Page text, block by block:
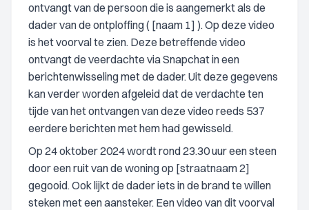
ontvangt van de persoon die is aangemerkt als de
dader van de ontploffing ( [naam 1] ). Op deze video
is het voorval te zien. Deze betreffende video
ontvangt de veerdachte via Snapchat in een
berichtenwisseling met de dader. Uit deze gegevens
kan verder worden afgeleid dat de verdachte ten
tijde van het ontvangen van deze video reeds 537
eerdere berichten met hem had gewisseld.
Op 24 oktober 2024 wordt rond 23.30 uur een steen
door een ruit van de woning op [straatnaam 2]
gegooid. Ook lijkt de dader iets in de brand te willen
steken met een aansteker. Een video van dit voorval